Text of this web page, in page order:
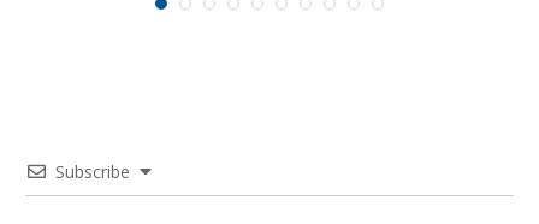
Subscribe